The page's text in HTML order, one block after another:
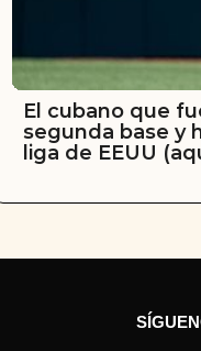
El cubano que
segunda base y
liga de EEUU